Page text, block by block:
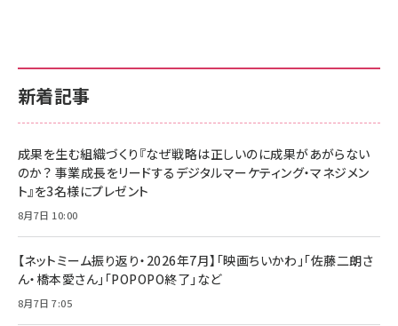
新着記事
成果を生む組織づくり『なぜ戦略は正しいのに成果があがらない
のか？ 事業成長をリードするデジタルマーケティング・マネジメン
ト』を3名様にプレゼント
8月7日 10:00
【ネットミーム振り返り・2026年7月】「映画ちいかわ」「佐藤二朗さ
ん・橋本愛さん」「POPOPO終了」など
8月7日 7:05